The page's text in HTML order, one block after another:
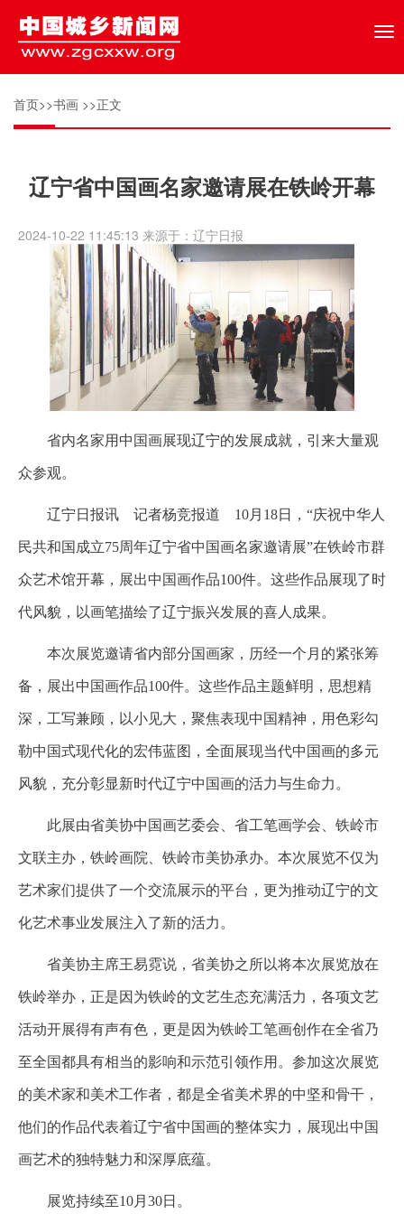
首页>>书画 >>正文
辽宁省中国画名家邀请展在铁岭开幕
2024-10-22 11:45:13 来源于：辽宁日报
省内名家用中国画展现辽宁的发展成就，引来大量观
众参观。
辽宁日报讯 记者杨竞报道 10月18日，“庆祝中华人
民共和国成立75周年辽宁省中国画名家邀请展”在铁岭市群
众艺术馆开幕，展出中国画作品100件。这些作品展现了时
代风貌，以画笔描绘了辽宁振兴发展的喜人成果。
本次展览邀请省内部分国画家，历经一个月的紧张筹
备，展出中国画作品100件。这些作品主题鲜明，思想精
深，工写兼顾，以小见大，聚焦表现中国精神，用色彩勾
勒中国式现代化的宏伟蓝图，全面展现当代中国画的多元
风貌，充分彰显新时代辽宁中国画的活力与生命力。
此展由省美协中国画艺委会、省工笔画学会、铁岭市
文联主办，铁岭画院、铁岭市美协承办。本次展览不仅为
艺术家们提供了一个交流展示的平台，更为推动辽宁的文
化艺术事业发展注入了新的活力。
省美协主席王易霓说，省美协之所以将本次展览放在
铁岭举办，正是因为铁岭的文艺生态充满活力，各项文艺
活动开展得有声有色，更是因为铁岭工笔画创作在全省乃
至全国都具有相当的影响和示范引领作用。参加这次展览
的美术家和美术工作者，都是全省美术界的中坚和骨干，
他们的作品代表着辽宁省中国画的整体实力，展现出中国
画艺术的独特魅力和深厚底蕴。
展览持续至10月30日。